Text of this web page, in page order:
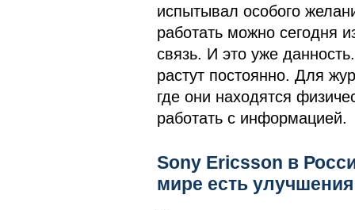
испытывал особого
работать можно сегодня
связь. И это уже
растут постоянно. Для
где они находятся
работать с информацией.
Sony Ericsson в
мире есть улучшения